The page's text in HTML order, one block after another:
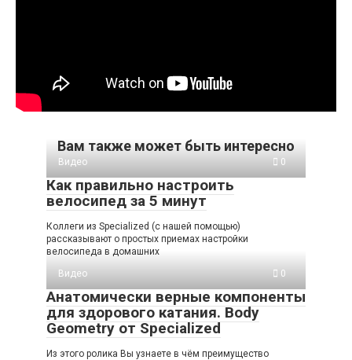
Вам также может быть интересно
Видео 0
Как правильно настроить
велосипед за 5 минут
Коллеги из Specialized (с нашей помощью)
рассказывают о простых приемах настройки
велосипеда в домашних
Видео
0
Анатомически верные компоненты
для здорового катания. Body
Geometry от Specialized
Из этого ролика Вы узнаете в чём преимущество